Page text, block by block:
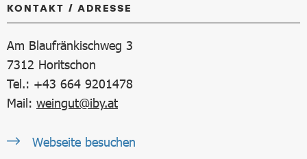
KONTAKT / ADRESSE
Am Blaufränkischweg 3
7312 Horitschon
Tel.: +43 664 9201478
Mail: weingut@iby.at
Webseite besuchen